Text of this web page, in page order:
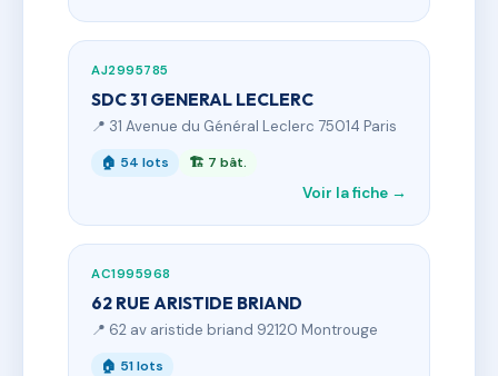
AJ2995785
SDC 31 GENERAL LECLERC
📍 31 Avenue du Général Leclerc 75014 Paris
🏠 54 lots 🏗 7 bât.
Voir la fiche →
AC1995968
62 RUE ARISTIDE BRIAND
📍 62 av aristide briand 92120 Montrouge
🏠 51 lots